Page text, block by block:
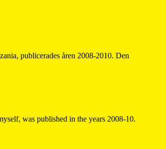
publicerades åren 2008-2010. Den
was published in the years 2008-10.